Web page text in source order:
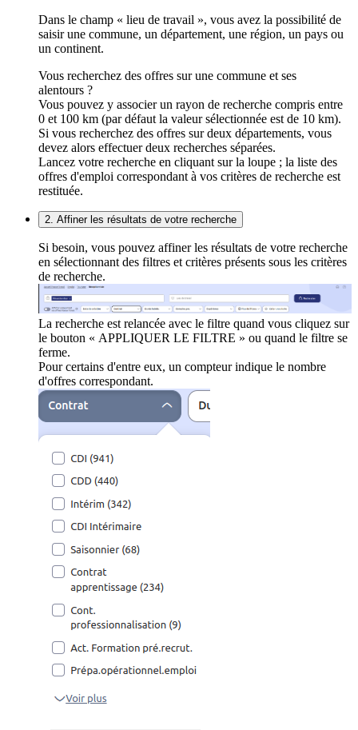
Dans le champ « lieu de travail », vous avez la possibilité de
saisir une commune, un département, une région, un pays ou
un continent.
Vous recherchez des offres sur une commune et ses
alentours ?
Vous pouvez y associer un rayon de recherche compris entre
0 et 100 km (par défaut la valeur sélectionnée est de 10 km).
Si vous recherchez des offres sur deux départements, vous
devez alors effectuer deux recherches séparées.
Lancez votre recherche en cliquant sur la loupe ; la liste des
offres d'emploi correspondant à vos critères de recherche est
restituée.
2. Affiner les résultats de votre recherche
Si besoin, vous pouvez affiner les résultats de votre recherche
en sélectionnant des filtres et critères présents sous les critères
de recherche.
La recherche est relancée avec le filtre quand vous cliquez sur
le bouton « APPLIQUER LE FILTRE » ou quand le filtre se
ferme.
Pour certains d'entre eux, un compteur indique le nombre
d'offres correspondant.